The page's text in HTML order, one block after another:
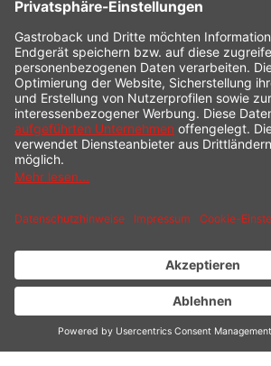
SERVICE HOTLINE
INFORMATION
SHOP SERVICE